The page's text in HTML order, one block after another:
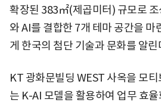
확장된 383㎡(제곱미터) 규모로
와 AI를 결합한 7개 테마 공간을 마
게 한국의 첨단 기술과 문화를 알린
KT 광화문빌딩 WEST 사옥을 모
는 K-AI 모델을 활용하여 업무 효